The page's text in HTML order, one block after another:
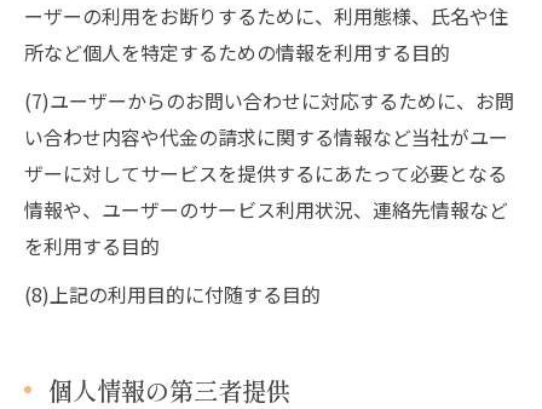
ーザーの利用をお断りするために、利用態様、氏名や住
所など個人を特定するための情報を利用する目的
(7)ユーザーからのお問い合わせに対応するために、お問
い合わせ内容や代金の請求に関する情報など当社がユー
ザーに対してサービスを提供するにあたって必要となる
情報や、ユーザーのサービス利用状況、連絡先情報など
を利用する目的
(8)上記の利用目的に付随する目的
個人情報の第三者提供